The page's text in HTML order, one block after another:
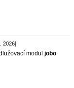
2026]
modul jobo